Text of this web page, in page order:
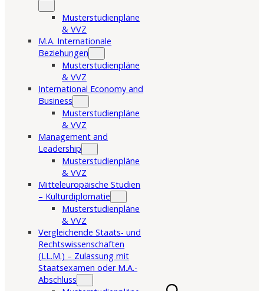
Musterstudienpläne
& VVZ
M.A. Internationale
Beziehungen
Musterstudienpläne
& VVZ
International Economy and
Business
Musterstudienpläne
& VVZ
Management and
Leadership
Musterstudienpläne
& VVZ
Mitteleuropäische Studien
– Kulturdiplomatie
Musterstudienpläne
& VVZ
Vergleichende Staats- und
Rechtswissenschaften
(LL.M.) – Zulassung mit
Staatsexamen oder M.A.-
Abschluss